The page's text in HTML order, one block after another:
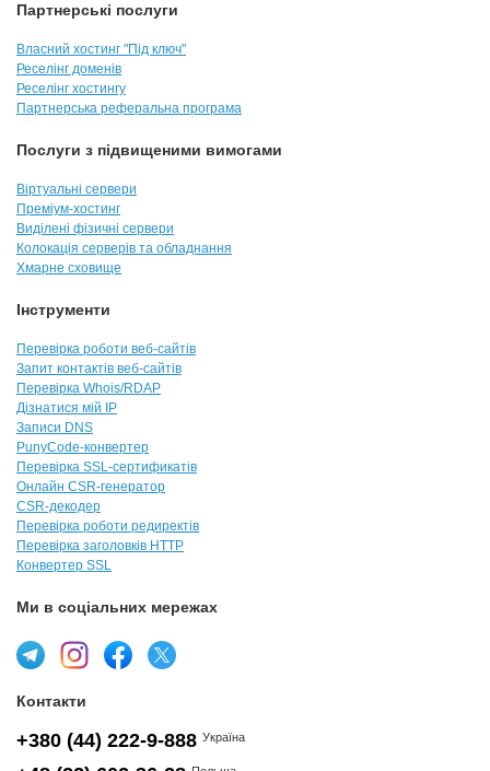
Партнерські послуги
Власний хостинг "Під ключ"
Реселінг доменів
Реселінг хостингу
Партнерська реферальна програма
Послуги з підвищеними вимогами
Віртуальні сервери
Преміум-хостинг
Виділені фізичні сервери
Колокація серверів та обладнання
Хмарне сховище
Інструменти
Перевірка роботи веб-сайтів
Запит контактів веб-сайтів
Перевірка Whois/RDAP
Дізнатися мій IP
Записи DNS
PunyCode-конвертер
Перевірка SSL-сертификатів
Онлайн CSR-генератор
CSR-декодер
Перевірка роботи редиректів
Перевірка заголовків HTTP
Конвертер SSL
Ми в соціальних мережах
Контакти
+380 (44) 222-9-888 Україна